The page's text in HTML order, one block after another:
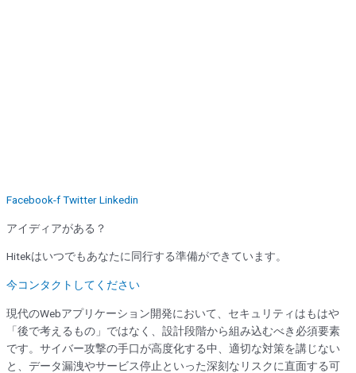
Facebook-fTwitterLinkedin
アイディアがある？
Hitekはいつでもあなたに同行する準備ができています。
今コンタクトしてください
現代のWebアプリケーション開発において、セキュリティはもはや
「後で考えるもの」ではなく、設計段階から組み込むべき必須要素
です。サイバー攻撃の手口が高度化する中、適切な対策を講じない
と、データ漏洩やサービス停止といった深刻なリスクに直面する可